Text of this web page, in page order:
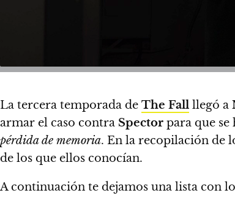
La tercera temporada de The Fall llegó a
armar el caso contra Spector para que
pérdida de memoria. En la recopilación de
de los que ellos conocían.
A continuación te dejamos una lista con